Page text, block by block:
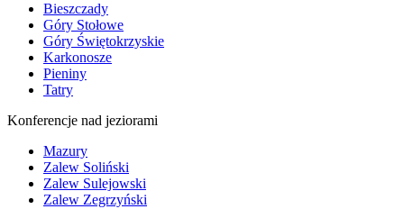
Bieszczady
Góry Stołowe
Góry Świętokrzyskie
Karkonosze
Pieniny
Tatry
Konferencje nad jeziorami
Mazury
Zalew Soliński
Zalew Sulejowski
Zalew Zegrzyński